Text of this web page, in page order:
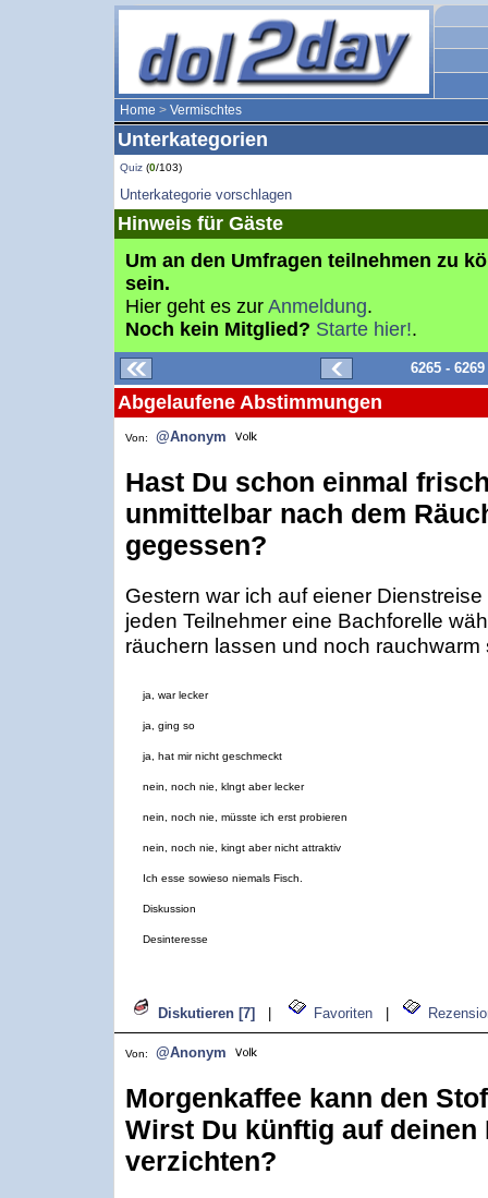
Home > Vermischtes
Unterkategorien
Quiz (0/103)
Unterkategorie vorschlagen
Hinweis für Gäste
Um an den Umfragen teilnehmen zu
sein.
Hier geht es zur Anmeldung.
Noch kein Mitglied? Starte hier!.
6265 -
Abgelaufene Abstimmungen
Von: @Anonym
Hast Du schon einmal
unmittelbar nach dem
gegessen?
Gestern war ich auf eiener
jeden Teilnehmer eine Bachforelle
räuchern lassen und noch rauchwarm
ja, war lecker
ja, ging so
ja, hat mir nicht geschmeckt
nein, noch nie, klngt aber lecker
nein, noch nie, müsste ich erst probieren
nein, noch nie, kingt aber nicht attraktiv
Ich esse sowieso niemals Fisch.
Diskussion
Desinteresse
Diskutieren [7] Favoriten
Von: @Anonym
Morgenkaffee kann den
Wirst Du künftig auf deinen
verzichten?